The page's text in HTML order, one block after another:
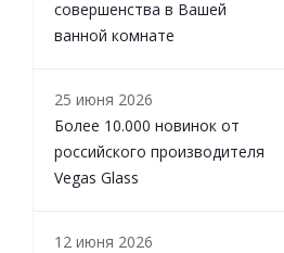
Alvaro Banos ( 25)
Eurolegno (34)
Dorff (
Am.Pm (
совершенства в Вашей
ванной комнате
25 июня 2026
Более 10.000 новинок от
российского производителя
Vegas Glass
12 июня 2026